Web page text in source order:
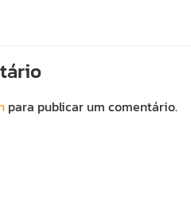
para publicar um comentário.